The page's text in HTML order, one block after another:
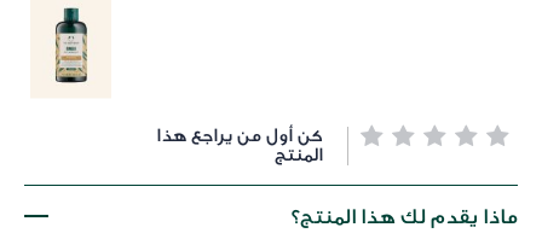
تخطي
بداية
معرض
كن أول من يراجع هذا
المنتج
ماذا يقدم لك هذا المنتج؟